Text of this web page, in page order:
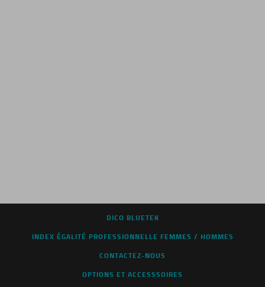
DICO BLUETEK
INDEX ÉGALITÉ PROFESSIONNELLE FEMMES / HOMMES
CONTACTEZ-NOUS
OPTIONS ET ACCESSSOIRES